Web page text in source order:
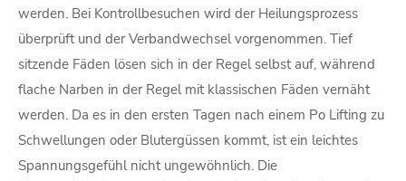
werden. Bei Kontrollbesuchen wird der Heilungsprozess
überprüft und der Verbandwechsel vorgenommen. Tief
sitzende Fäden lösen sich in der Regel selbst auf, während
flache Narben in der Regel mit klassischen Fäden vernäht
werden. Da es in den ersten Tagen nach einem Po Lifting zu
Schwellungen oder Blutergüssen kommt, ist ein leichtes
Spannungsgefühl nicht ungewöhnlich. Die